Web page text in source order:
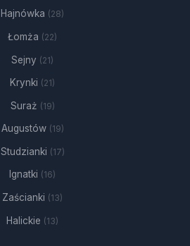
Hajnówka (28)
Łomża (22)
Sejny (21)
Krynki (21)
Suraż (19)
Augustów (19)
Studzianki (17)
Ignatki (16)
Zaścianki (13)
Halickie (13)